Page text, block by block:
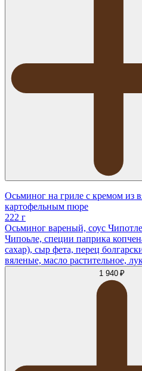
Осьминог на гриле с кремом из
картофельным пюре
222 г
Осьминог вареный, соус
Чипоьле, специи паприка
сахар), сыр фета, перец
вяленые, масло растительное,
1 940 ₽